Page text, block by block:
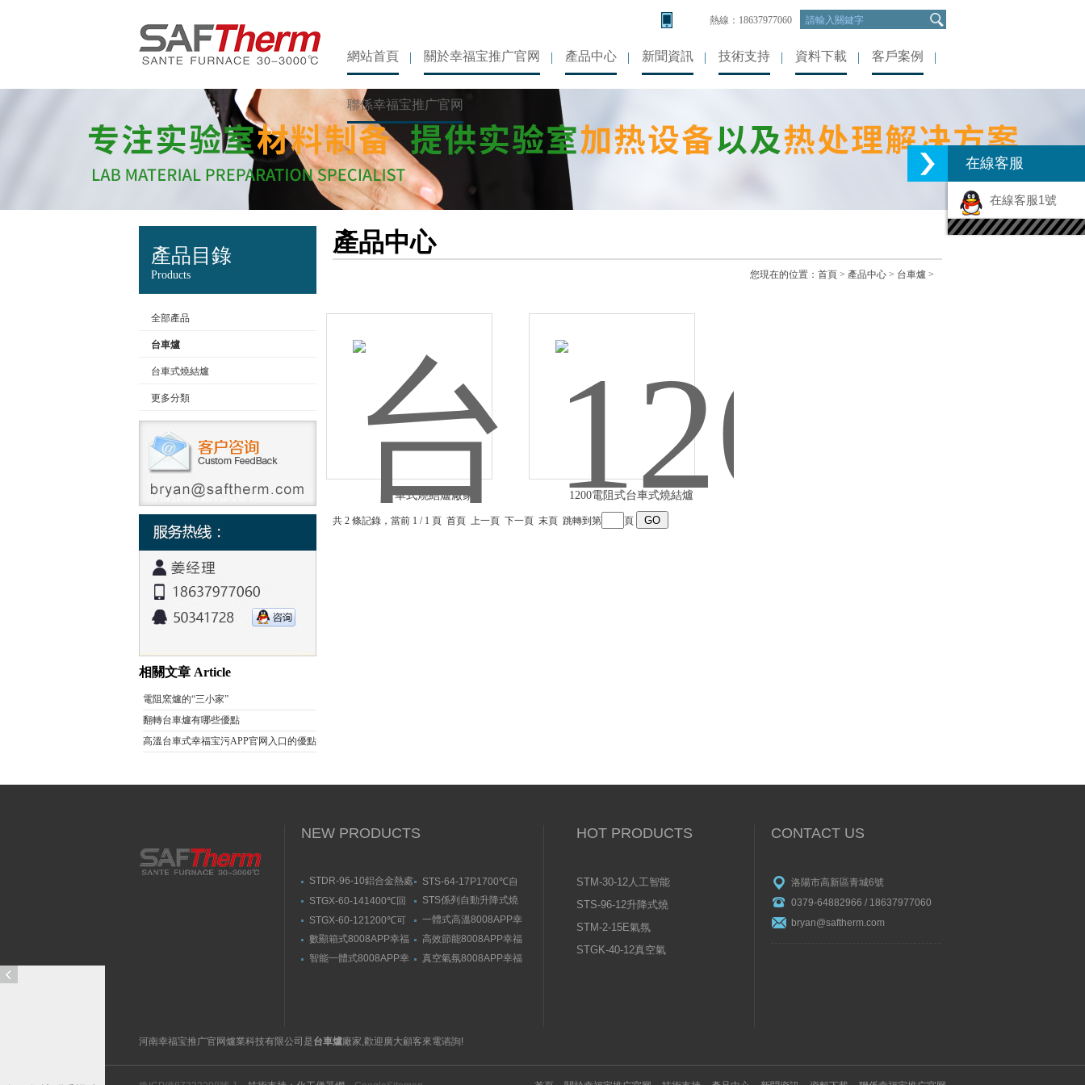
熱線：18637977060
網站首頁 關於幸福宝推广官网 產品中心 新聞資訊 技術支持 資料下載 客戶案例
聯係幸福宝推广官网
產品目錄
Products
全部產品
台車爐
台車式燒結爐
更多分類
相關文章 Article
電阻窯爐的“三小家”
翻轉台車爐有哪些優點
高溫台車式幸福宝污APP官网入口的優點
產品中心
您現在的位置： 首頁 > 產品中心 > 台車爐 >
台車式燒結爐廠家 1200電阻式台車式燒結爐
共 2 條記錄，當前 1 / 1 頁 首頁 上一頁 下一頁 末頁 跳轉到第 頁
NEW PRODUCTS
STDR-96-10鋁合金熱處
理爐-箱式幸福宝污APP
STS-64-17P1700℃自
動升降式燒結爐
STGX-60-141400℃回
轉幸福宝污版下载（剛
STS係列自動升降式燒
結爐
STGX-60-121200℃可
傾斜幸福宝污版下载
一體式高溫8008APP幸
福宝隐藏入口
數顯箱式8008APP幸福
宝隐藏入口
高效節能8008APP幸福
宝隐藏入口
智能一體式8008APP幸
真空氣氛8008APP幸福
HOT PRODUCTS
STM-30-12人工智能
8008APP幸福宝隐藏
STS-96-12升降式燒
結爐
STM-2-15E氣氛
8008APP幸福宝隐藏
STGK-40-12真空氣
CONTACT US
洛陽市高新區青城6號
0379-64882966 / 18637977060
bryan@saftherm.com
河南幸福宝推广官网爐業科技有限公司是台車爐廠家,歡迎廣大顧客來電谘詢!
在線客服
在線客服1號